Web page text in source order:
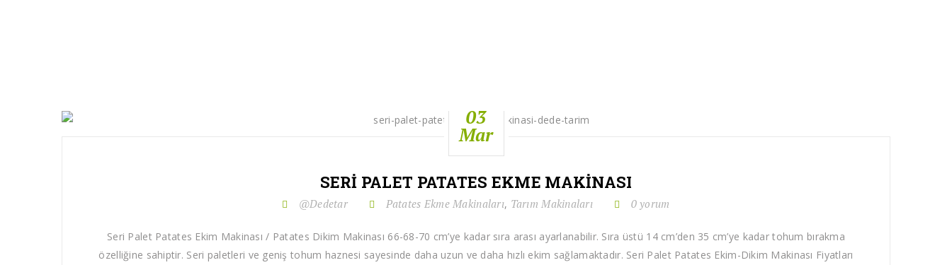
03
Mar
SERI PALET PATATES EKME MAKINASI
@Dedetar Patates Ekme Makinaları, Tarım Makinaları 0 yorum
Seri Palet Patates Ekim Makinası / Patates Dikim Makinası 66-68-70 cm’ye kadar sıra arası ayarlanabilir. Sıra üstü 14 cm’den 35 cm’ye kadar tohum bırakma
özelliğine sahiptir. Seri paletleri ve geniş tohum haznesi sayesinde daha uzun ve daha hızlı ekim sağlamaktadır. Seri Palet Patates Ekim-Dikim Makinası Fiyatları